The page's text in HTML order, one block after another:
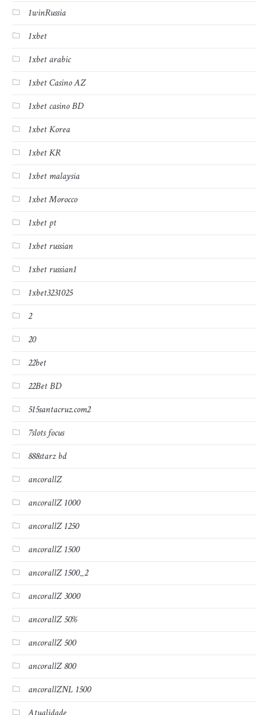
1winRussia
1xbet
1xbet arabic
1xbet Casino AZ
1xbet casino BD
1xbet Korea
1xbet KR
1xbet malaysia
1xbet Morocco
1xbet pt
1xbet russian
1xbet russian1
1xbet3231025
2
20
22bet
22Bet BD
515santacruz.com2
7slots focus
888starz bd
ancorallZ
ancorallZ 1000
ancorallZ 1250
ancorallZ 1500
ancorallZ 1500_2
ancorallZ 3000
ancorallZ 50%
ancorallZ 500
ancorallZ 800
ancorallZNL 1500